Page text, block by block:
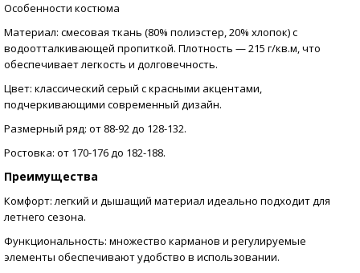
Особенности костюма
Материал: смесовая ткань (80% полиэстер, 20% хлопок) с
водоотталкивающей пропиткой. Плотность — 215 г/кв.м, что
обеспечивает легкость и долговечность.
Цвет: классический серый с красными акцентами,
подчеркивающими современный дизайн.
Размерный ряд: от 88-92 до 128-132.
Ростовка: от 170-176 до 182-188.
Преимущества
Комфорт: легкий и дышащий материал идеально подходит для
летнего сезона.
Функциональность: множество карманов и регулируемые
элементы обеспечивают удобство в использовании.